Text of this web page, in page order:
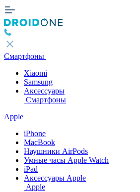
Смартфоны
Xiaomi
Samsung
Аксессуары
Смартфоны
Apple
iPhone
MacBook
Наушники AirPods
Умные часы Apple Watch
iPad
Аксессуары Apple
Apple